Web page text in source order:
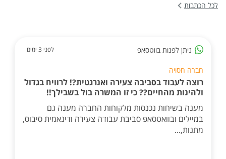
לכל הכתבות
ניתן לפנות בווטסאפ לפני 3 ימים
חברה חסויה
רוצה לעבוד בסביבה צעירה ואנרגטית?! לרוויח בגדול
ולהינות מהחיים?? כי זו המשרה בול בשבילך!!
מענה בשיחות נכנסות מלקוחות החברה מענה גם
במיילים ובוואטסאפ סביבת עבודה צעירה ודינאמית סיבוס,
מתנות,...